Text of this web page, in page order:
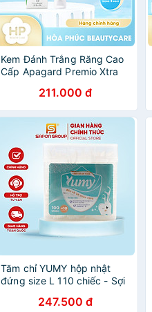
Kem Đánh Trắng Răng Cao
Cấp Apagard Premio Xtra
211.000 đ
Tăm chỉ YUMY hộp nhật
đứng size L 110 chiếc - Sợi
nướu (TC02-135)
247.500 đ